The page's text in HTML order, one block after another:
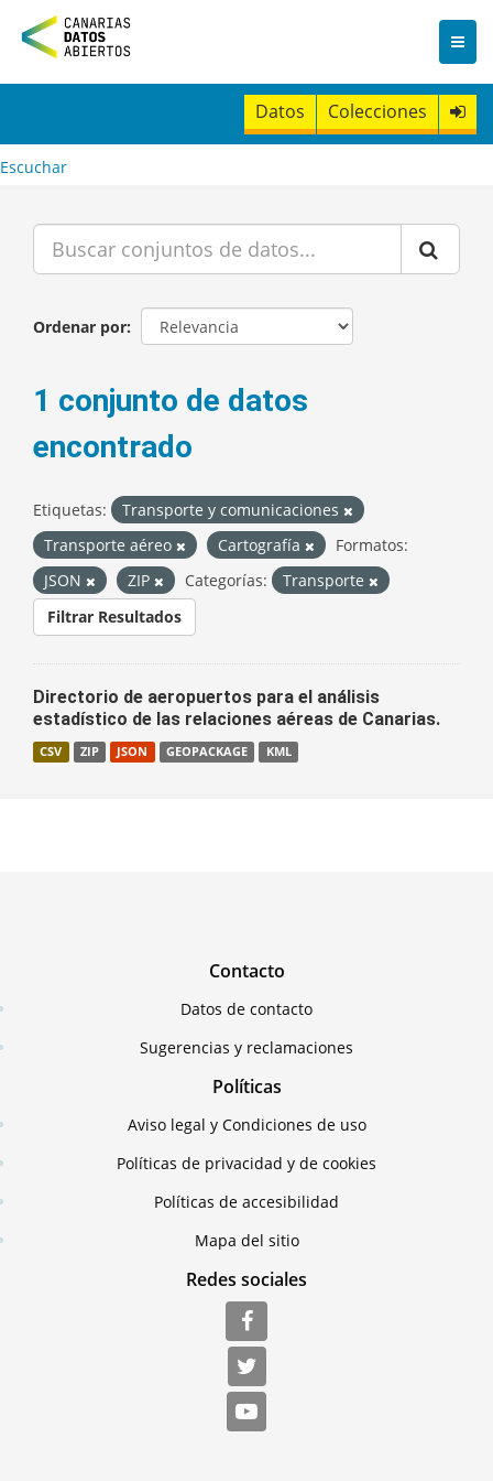
n
t
Datos Colecciones
Escuchar
Ordenar por
1 conjunto de datos
encontrado
Etiquetas:
Transporte y comunicaciones
Transporte aéreo
Cartografía
Formatos:
JSON
ZIP Categorías:
Transporte
Filtrar Resultados
Directorio de aeropuertos para el análisis
estadístico de las relaciones aéreas de Canarias.
CSV ZIP JSON GEOPACKAGE KML
Contacto
Datos de contacto
Sugerencias y reclamaciones
Políticas
Aviso legal y Condiciones de uso
Políticas de privacidad y de cookies
Políticas de accesibilidad
Mapa del sitio
Redes sociales